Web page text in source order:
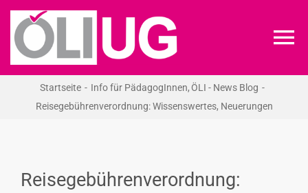
Zum
Inhalt
springen
ÖLI-UG
NEWS
Startseite Info für PädagogInnen ÖLI - News Blog
Reisegebührenverordnung: Wissenswertes, Neuerungen
Reisegebührenverordnung: